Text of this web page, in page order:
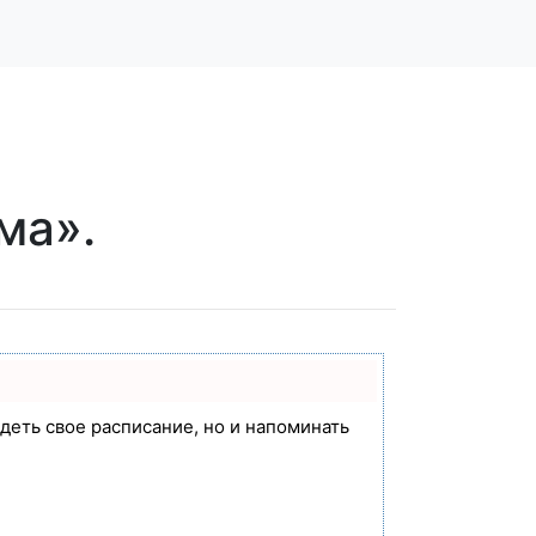
свое расписание, но и напоминать